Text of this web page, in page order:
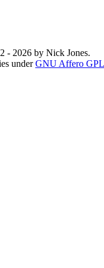
- 2026 by Nick Jones.
underGNU Affero GPL